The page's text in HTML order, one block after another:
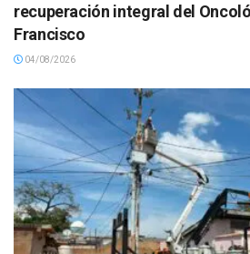
recuperación integral del
Francisco
04/08/2026